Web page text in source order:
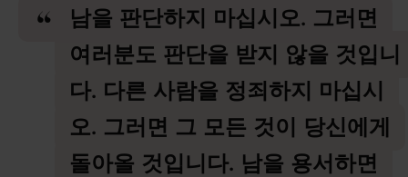
남을 판단하지 마십시오. 그러면
여러분도 판단을 받지 않을 것입니
다. 다른 사람을 정죄하지 마십시
오. 그러면 그 모든 것이 당신에게
돌아올 것입니다. 남을 용서하면